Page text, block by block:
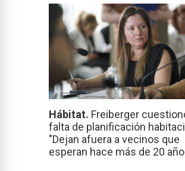
Hábitat. Freiberger
falta de planificación
"Dejan afuera a vecinos que
esperan hace más de 20